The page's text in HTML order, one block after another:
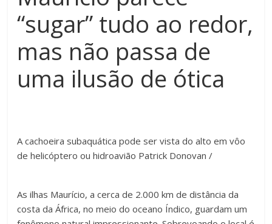
“sugar” tudo ao redor,
mas não passa de
uma ilusão de ótica
A cachoeira subaquática pode ser vista do alto em vôo
de helicóptero ou hidroavião Patrick Donovan /
As ilhas Maurício, a cerca de 2.000 km de distância da
costa da África, no meio do oceano Índico, guardam um